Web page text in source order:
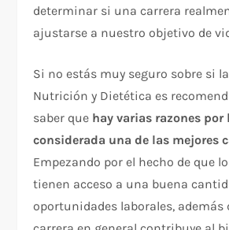
determinar si una carrera
ajustarse a nuestro objetivo de
Si no estás muy seguro sobre si
Nutrición y Dietética es
saber que hay varias razones por
considerada una de las mejores
Empezando por el hecho de que
tienen acceso a una buena
oportunidades laborales, además